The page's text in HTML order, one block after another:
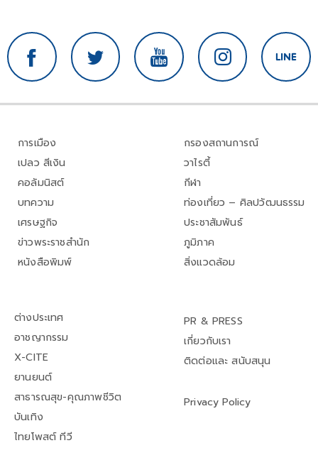
การเมือง
เปลว สีเงิน
คอลัมนิสต์
บทความ
เศรษฐกิจ
ข่าวพระราชสำนัก
หนังสือพิมพ์
กรองสถานการณ์
วาไรตี้
กีฬา
ท่องเที่ยว – ศิลปวัฒนธรรม
ประชาสัมพันธ์
ภูมิภาค
สิ่งแวดล้อม
ต่างประเทศ
อาชญากรรม
X-CITE
ยานยนต์
สาธารณสุข-คุณภาพชีวิต
บันเทิง
ไทยโพสต์ ทีวี
PR & PRESS
เกี่ยวกับเรา
ติดต่อและ สนับสนุน
Privacy Policy